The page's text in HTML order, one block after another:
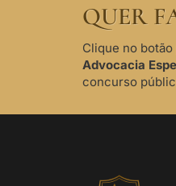
QUER
Clique no
Advocacia
concurso